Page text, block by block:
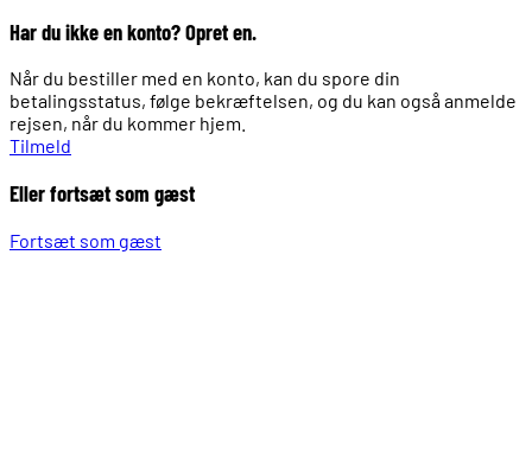
Har du ikke en konto? Opret en.
Når du bestiller med en konto, kan du spore din
betalingsstatus, følge bekræftelsen, og du kan også anmelde
rejsen, når du kommer hjem.
Tilmeld
Eller fortsæt som gæst
Fortsæt som gæst